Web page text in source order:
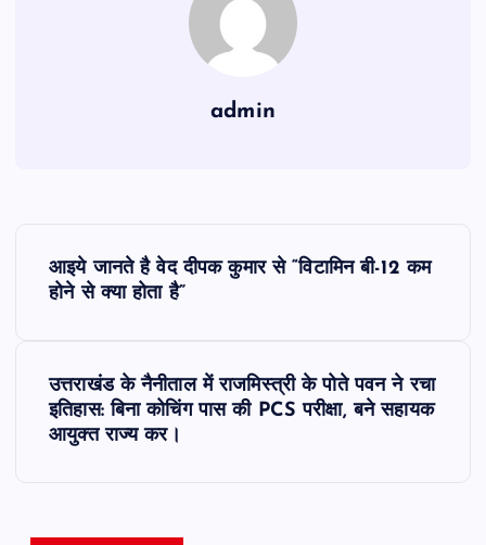
admin
आइये जानते है वेद दीपक कुमार से “विटामिन बी-12 कम
होने से क्या होता है”
उत्तराखंड के नैनीताल में राजमिस्त्री के पोते पवन ने रचा
इतिहास: बिना कोचिंग पास की PCS परीक्षा, बने सहायक
आयुक्त राज्य कर।